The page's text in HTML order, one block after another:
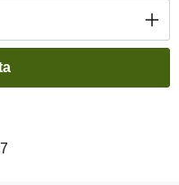
la